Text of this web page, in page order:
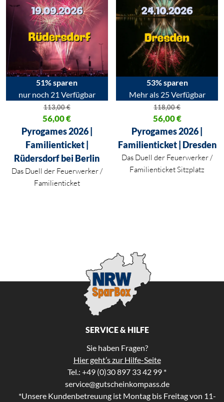
51% sparen
nur noch 21 Verfügbar
113,00€
Ursprünglicher Preis war: 113,00 €
56,00€
Aktueller Preis ist: 56,00 €.
Pyrogames 2026 |
Familienticket |
Rüdersdorf bei Berlin
Das Duell der Feuerwerker /
Familienticket
53% sparen
Mehr als 25 Verfügbar
118,00€
Ursprünglicher Preis war:
56,00€
Aktueller Preis ist: 56,00 €.
Pyrogames 2026 |
Familienticket | Dresden
Das Duell der Feuerwerker /
Familienticket Sitzplatz
SERVICE & HILFE
Sie haben Fragen?
Hier geht’s zur Hilfe-Seite
Tel.: +49 (0)30 897 33 42 99 *
service@gutscheinkompass.de
*Unsere Kundenbetreuung ist Montag bis Freitag von 11-